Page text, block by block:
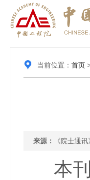
当前位置： 首页
来源： 《院士通
本刊